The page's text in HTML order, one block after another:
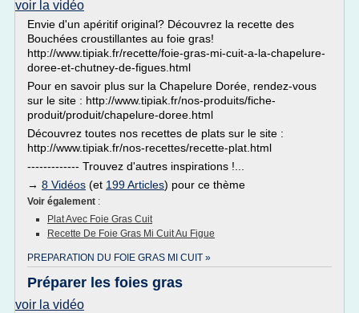
voir la vidéo
Envie d'un apéritif original? Découvrez la recette des
Bouchées croustillantes au foie gras!
http://www.tipiak.fr/recette/foie-gras-mi-cuit-a-la-chapelure-
doree-et-chutney-de-figues.html
Pour en savoir plus sur la Chapelure Dorée, rendez-vous
sur le site : http://www.tipiak.fr/nos-produits/fiche-
produit/produit/chapelure-doree.html
Découvrez toutes nos recettes de plats sur le site :
http://www.tipiak.fr/nos-recettes/recette-plat.html
------------- Trouvez d'autres inspirations !...
→ 8 Vidéos (et 199 Articles) pour ce thème
Voir également :
Plat Avec Foie Gras Cuit
Recette De Foie Gras Mi Cuit Au Figue
PREPARATION DU FOIE GRAS MI CUIT »
Préparer les foies gras
voir la vidéo